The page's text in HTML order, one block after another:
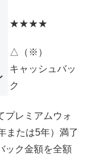
★★★★
△（※）
キャッシュバッ
ク
プレミアムウォ
または5年）満了
ック金額を全額